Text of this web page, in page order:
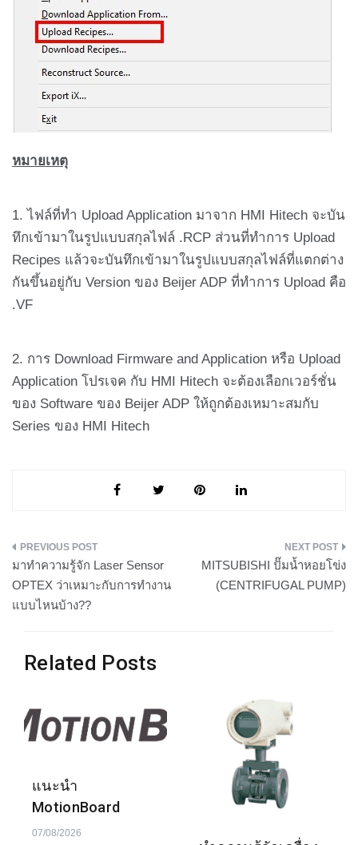
หมายเหตุ
1. ไฟล์ที่ทำ Upload Application มาจาก HMI Hitech จะบัน
ทึกเข้ามาในรูปแบบสกุลไฟล์ .RCP ส่วนที่ทำการ Upload
Recipes แล้วจะบันทึกเข้ามาในรูปแบบสกุลไฟล์ที่แตกต่าง
กันขึ้นอยู่กับ Version ของ Beijer ADP ที่ทำการ Upload คือ
.VF
2. การ Download Firmware and Application หรือ Upload
Application โปรเจค กับ HMI Hitech จะต้องเลือกเวอร์ชั่น
ของ Software ของ Beijer ADP ให้ถูกต้องเหมาะสมกับ
Series ของ HMI Hitech
แนะแนว
เรื่อง
มาทำความรู้จัก Laser Sensor
OPTEX ว่าเหมาะกับการทำงาน
แบบไหนบ้าง??
MITSUBISHI ปั๊มน้ำหอยโข่ง
(CENTRIFUGAL PUMP)
Related Posts
แนะนำ
MotionBoard
07/08/2026